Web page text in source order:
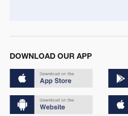
DOWNLOAD OUR APP